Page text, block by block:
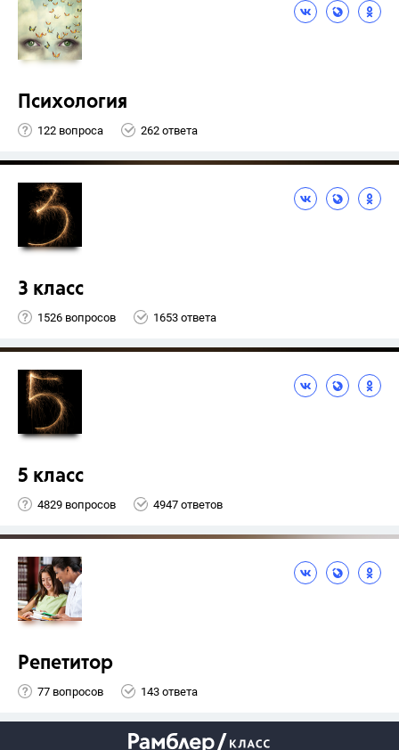
Психология
122 вопроса 262 ответа
3 класс
1526 вопросов 1653 ответа
5 класс
4829 вопросов 4947 ответов
Репетитор
77 вопросов 143 ответа